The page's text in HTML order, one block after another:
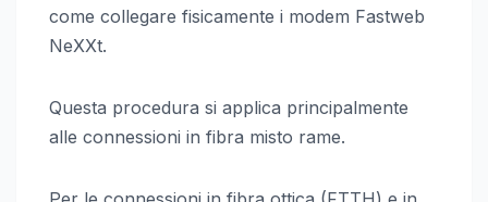
come collegare fisicamente i modem Fastweb
NeXXt.
Questa procedura si applica principalmente
alle connessioni in fibra misto rame.